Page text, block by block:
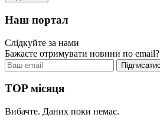
Наш портал
Слідкуйте за нами
Бажаєте отримувати новини по email?
TOP місяця
Вибачте. Даних поки немає.